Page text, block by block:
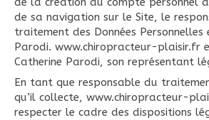
de sa navigation sur le Site, le
traitement des Données Personnelles
Parodi. www.chiropracteur-plaisir.fr
Catherine Parodi, son représentant
En tant que responsable du
qu’il collecte, www.chiropracteur-
respecter le cadre des dispositions